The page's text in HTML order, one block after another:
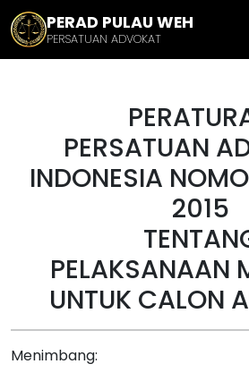
PERAD PULAU WEH
PERSATUAN ADVOKAT
PERSATUAN
INDONESIA
2015
PELAKSANAAN
UNTUK CALON
Menimbang: